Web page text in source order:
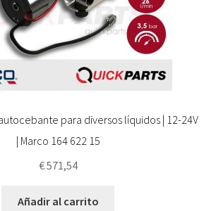
para diversos líquidos | 12-24V
| Marco 164 622 15
€571,54
Añadir al carrito